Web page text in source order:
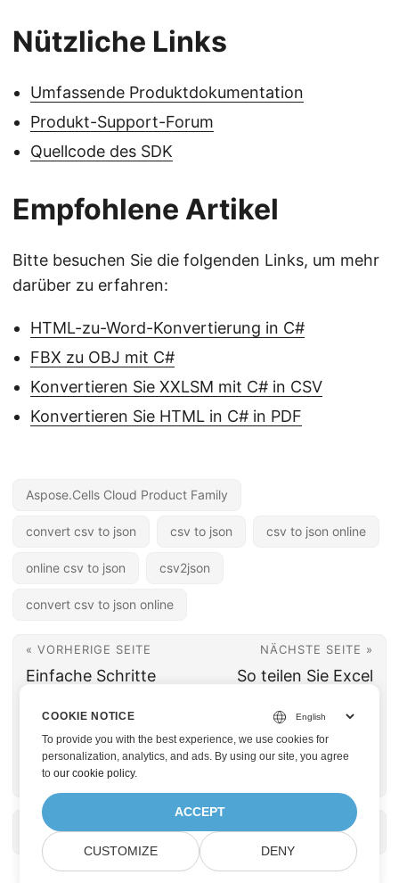
Nützliche Links
Umfassende Produktdokumentation
Produkt-Support-Forum
Quellcode des SDK
Empfohlene Artikel
Bitte besuchen Sie die folgenden Links, um mehr
darüber zu erfahren:
HTML-zu-Word-Konvertierung in C#
FBX zu OBJ mit C#
Konvertieren Sie XXLSM mit C# in CSV
Konvertieren Sie HTML in C# in PDF
Aspose.Cells Cloud Product Family
convert csv to json csv to json csv to json online
online csv to json csv2json
convert csv to json online
« VORHERIGE SEITE
Einfache Schritte
Textdatei (.txt) in C#
.NET
NÄCHSTE SEITE »
So teilen Sie Excel
mehrere Dateien auf
COOKIE NOTICE
To provide you with the best experience, we use cookies for
personalization, analytics, and ads. By using our site, you agree
toour cookie policy.
ACCEPT
CUSTOMIZE DENY